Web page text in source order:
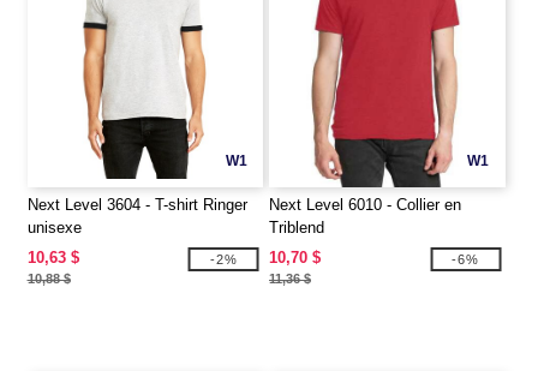
W1
Next Level 3604 - T-shirt Ringer
unisexe
10,63 $
10,88 $
-2%
W1
Next Level 6010 - Collier en
Triblend
10,70 $
11,36 $
-6%